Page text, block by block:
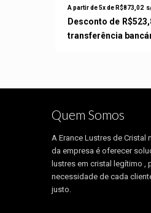
A partir de 5x de R$873,02
Desconto de R$
transferência
Quem Somos
A Erance Lustres de Cristal
da empresa é oferecer
lustres em cristal legítimo
necessidade de cada
justo.